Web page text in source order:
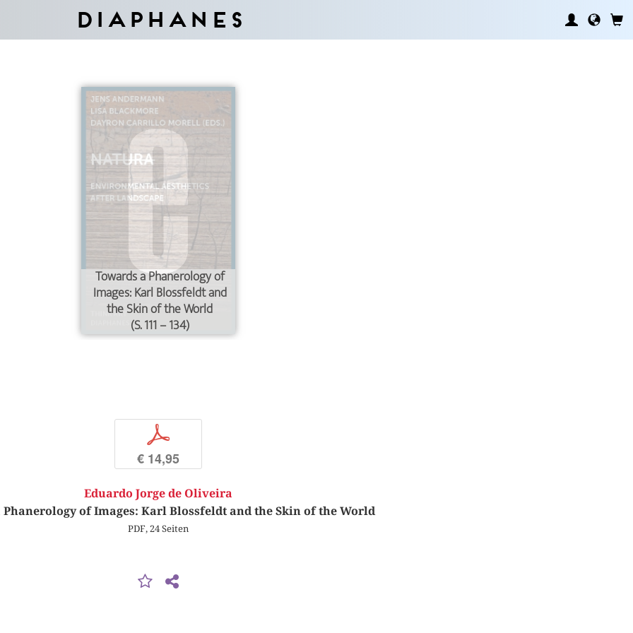
Diaphanes
Towards a Phanerology of
Images: Karl Blossfeldt and
the Skin of the World
(S. 111 – 134)
p
€ 14,95
Eduardo Jorge de Oliveira
Phanerology of Images: Karl Blossfeldt and the Skin of the World
PDF, 24 Seiten